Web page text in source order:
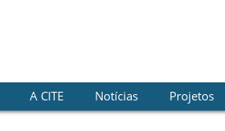
A CITE Notícias Projetos